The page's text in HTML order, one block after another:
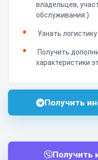
владельцев,
обслуживания.)
Узнать
Получить
характеристики
Получить
Получить